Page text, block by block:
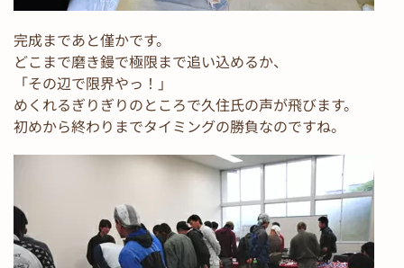
完成まであと僅かです。
どこまで磨き鏝で極限まで追い込めるか、
「その辺で限界やっ！」
めくれるぎりぎりのところで久住氏の声が飛びます。
初めから終わりまでタイミングの勝負なのですね。